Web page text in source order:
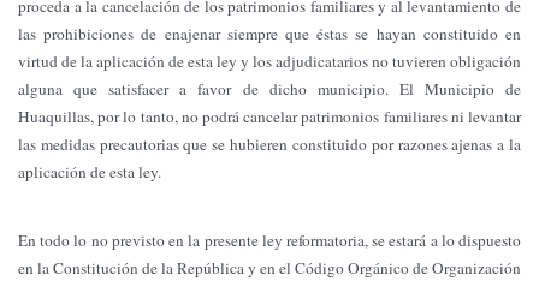
proceda a la cancelación de los patrimonios familiares y al levantamiento de
las prohibiciones de enajenar siempre que éstas se hayan constituido en
virtud de la aplicación de esta ley y los adjudicatarios no tuvieren obligación
alguna que satisfacer a favor de dicho municipio. El Municipio de
Huaquillas, por lo tanto, no podrá cancelar patrimonios familiares ni levantar
las medidas precautorias que se hubieren constituido por razones ajenas a la
aplicación de esta ley.
En todo lo no previsto en la presente ley reformatoria, se estará a lo dispuesto
en la Constitución de la República y en el Código Orgánico de Organización